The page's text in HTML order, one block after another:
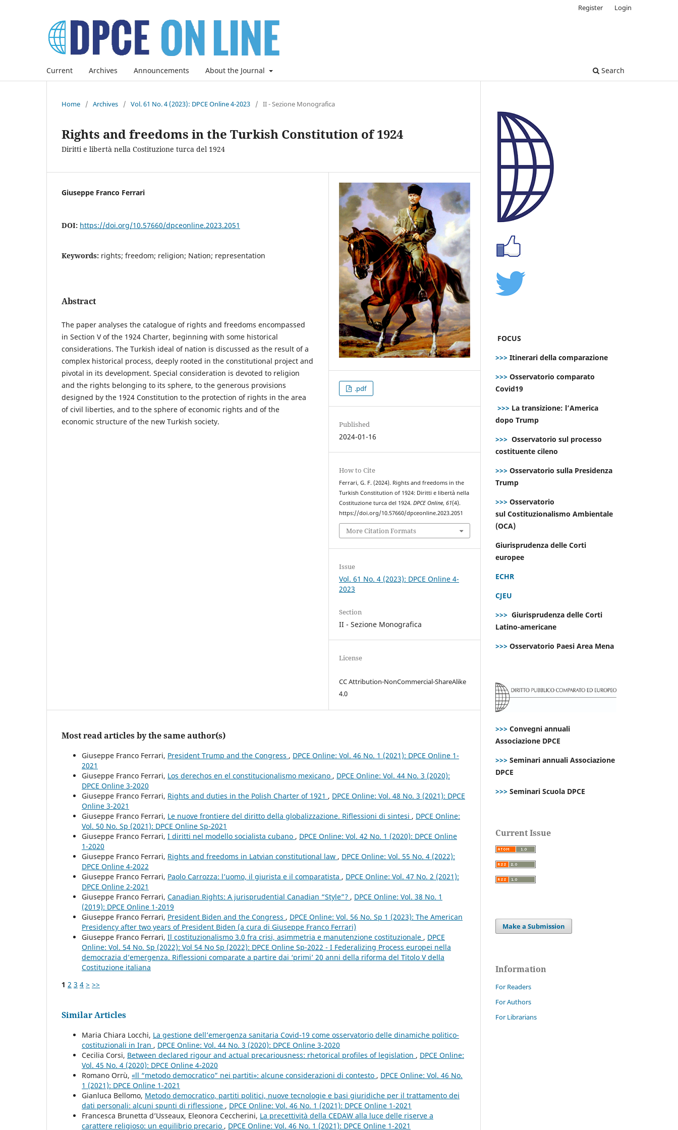
Current Archives Announcements About the Journal Search
Register Login
Home / Archives / Vol. 61 No. 4 (2023): DPCE Online 4-2023 / II - Sezione Monografica
Rights and freedoms in the Turkish Constitution of 1924
Diritti e libertà nella Costituzione turca del 1924
Giuseppe Franco Ferrari
DOI: https://doi.org/10.57660/dpceonline.2023.2051
Keywords: rights; freedom; religion; Nation; representation
Abstract
The paper analyses the catalogue of rights and freedoms encompassed
in Section V of the 1924 Charter, beginning with some historical
considerations. The Turkish ideal of nation is discussed as the result of a
complex historical process, deeply rooted in the constitutional project and
pivotal in its development. Special consideration is devoted to religion
and the rights belonging to its sphere, to the generous provisions
designed by the 1924 Constitution to the protection of rights in the area
of civil liberties, and to the sphere of economic rights and of the
economic structure of the new Turkish society.
.pdf
Published
2024-01-16
How to Cite
Ferrari, G. F. (2024). Rights and freedoms in the
Turkish Constitution of 1924: Diritti e libertà nella
Costituzione turca del 1924.DPCE Online,61(4).
https://doi.org/10.57660/dpceonline.2023.2051
More Citation Formats
Issue
Vol. 61 No. 4 (2023): DPCE Online 4-
2023
Section
II - Sezione Monografica
License
CC Attribution-NonCommercial-ShareAlike
4.0
Most read articles by the same author(s)
Giuseppe Franco Ferrari, President Trump and the Congress , DPCE Online: Vol. 46 No. 1 (2021): DPCE Online 1-
2021
Giuseppe Franco Ferrari, Los derechos en el constitucionalismo mexicano , DPCE Online: Vol. 44 No. 3 (2020):
DPCE Online 3-2020
Giuseppe Franco Ferrari, Rights and duties in the Polish Charter of 1921 , DPCE Online: Vol. 48 No. 3 (2021): DPCE
Online 3-2021
Giuseppe Franco Ferrari, Le nuove frontiere del diritto della globalizzazione. Riflessioni di sintesi , DPCE Online:
Vol. 50 No. Sp (2021): DPCE Online Sp-2021
Giuseppe Franco Ferrari, I diritti nel modello socialista cubano , DPCE Online: Vol. 42 No. 1 (2020): DPCE Online
1-2020
Giuseppe Franco Ferrari, Rights and freedoms in Latvian constitutional law , DPCE Online: Vol. 55 No. 4 (2022):
DPCE Online 4-2022
Giuseppe Franco Ferrari, Paolo Carrozza: l’uomo, il giurista e il comparatista , DPCE Online: Vol. 47 No. 2 (2021):
DPCE Online 2-2021
Giuseppe Franco Ferrari, Canadian Rights: A jurisprudential Canadian “Style”? , DPCE Online: Vol. 38 No. 1
(2019): DPCE Online 1-2019
Giuseppe Franco Ferrari, President Biden and the Congress , DPCE Online: Vol. 56 No. Sp 1 (2023): The American
Presidency after two years of President Biden (a cura di Giuseppe Franco Ferrari)
Giuseppe Franco Ferrari, Il costituzionalismo 3.0 fra crisi, asimmetria e manutenzione costituzionale , DPCE
Online: Vol. 54 No. Sp (2022): Vol 54 No Sp (2022): DPCE Online Sp-2022 - I Federalizing Process europei nella
democrazia d’emergenza. Riflessioni comparate a partire dai ‘primi’ 20 anni della riforma del Titolo V della
Costituzione italiana
1 2 3 4 > >>
Similar Articles
Maria Chiara Locchi, La gestione dell’emergenza sanitaria Covid-19 come osservatorio delle dinamiche politico-
costituzionali in Iran , DPCE Online: Vol. 44 No. 3 (2020): DPCE Online 3-2020
Cecilia Corsi, Between declared rigour and actual precariousness: rhetorical profiles of legislation , DPCE Online:
Vol. 45 No. 4 (2020): DPCE Online 4-2020
Romano Orrù, «ll “metodo democratico” nei partiti»: alcune considerazioni di contesto , DPCE Online: Vol. 46 No.
1 (2021): DPCE Online 1-2021
Gianluca Bellomo, Metodo democratico, partiti politici, nuove tecnologie e basi giuridiche per il trattamento dei
dati personali: alcuni spunti di riflessione , DPCE Online: Vol. 46 No. 1 (2021): DPCE Online 1-2021
Francesca Brunetta d’Usseaux, Eleonora Ceccherini, La precettività della CEDAW alla luce delle riserve a
carattere religioso: un equilibrio precario , DPCE Online: Vol. 46 No. 1 (2021): DPCE Online 1-2021
FOCUS
>>> Itinerari della comparazione
>>> Osservatorio comparato
Covid19
>>> La transizione: l’America
dopo Trump
>>> Osservatorio sul processo
costituente cileno
>>> Osservatorio sulla Presidenza
Trump
>>> Osservatorio
sul Costituzionalismo Ambientale
(OCA)
Giurisprudenza delle Corti
europee
ECHR
CJEU
>>> Giurisprudenza delle Corti
Latino-americane
>>> Osservatorio Paesi Area Mena
>>> Convegni annuali
Associazione DPCE
>>> Seminari annuali Associazione
DPCE
>>> Seminari Scuola DPCE
Current Issue
Make a Submission
Information
For Readers
For Authors
For Librarians